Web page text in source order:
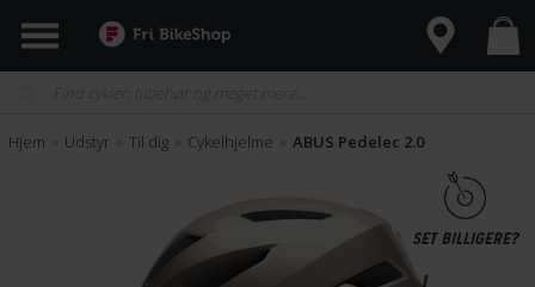
Hjem > Udstyr > Til dig > Cykelhjelme > ABUS Pedelec 2.0
SET BILLIGERE?